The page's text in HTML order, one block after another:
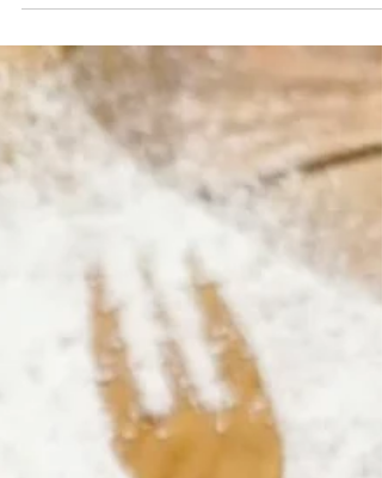
den Kuchen muss man einfach probiert haben,